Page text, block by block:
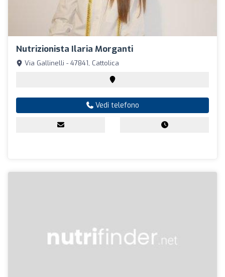
Nutrizionista Ilaria Morganti
Via Gallinelli - 47841, Cattolica
Vedi telefono